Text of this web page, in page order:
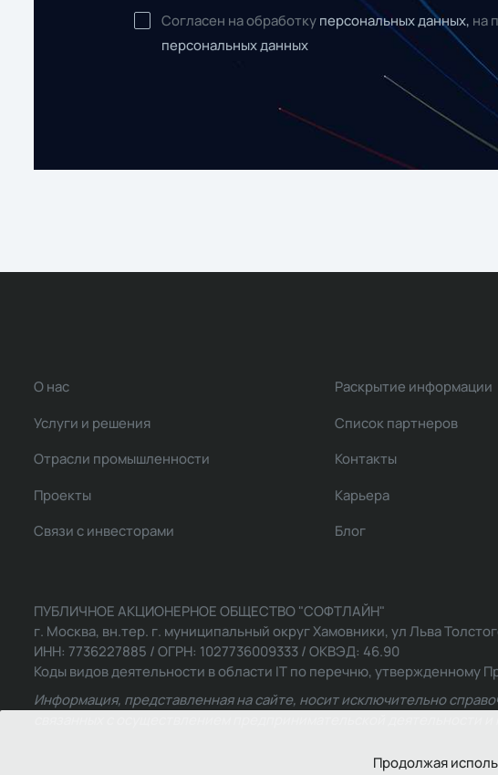
Согласен на обработку персональных данных, на
персональных данных
Продолжая
О нас
Услуги и решения
Отрасли промышленности
Проекты
Связи с инвесторами
Раскрытие информации
Список партнеров
Контакты
Карьера
Блог
ПУБЛИЧНОЕ АКЦИОНЕРНОЕ ОБЩЕСТВО "СОФТЛАЙН"
г. Москва, вн.тер. г. муниципальный округ Хамовники, ул Льва
ИНН: 7736227885 / ОГРН: 1027736009333 / ОКВЭД: 46.90
Коды видов деятельности в области IT по перечню, утвержденному
Информация, представленная на сайте, носит исключительно